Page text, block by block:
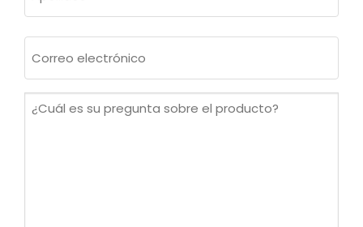
electrónico
¿Cuál